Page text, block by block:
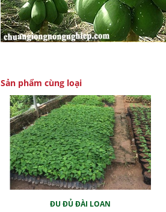
Sản phẩm cùng loại
ĐU ĐỦ ĐÀI LOAN